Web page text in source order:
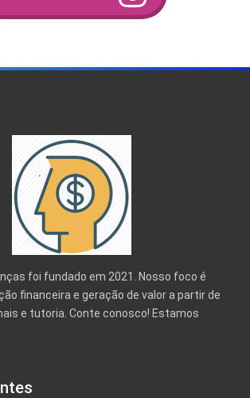
foi fundado em 2021. Nosso foco é
financeira e geração de valor a partir de
e tutoria. Conte conosco! Estamos